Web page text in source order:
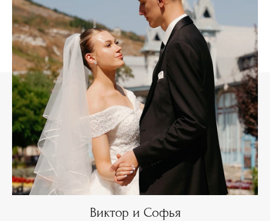
Виктор и Софья